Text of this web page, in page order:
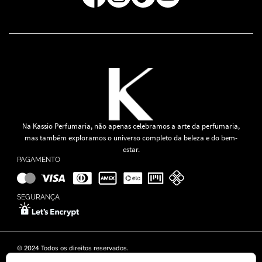
Na Kassio Perfumaria, não apenas celebramos a arte da perfumaria,
mas também exploramos o universo completo da beleza e do bem-
estar.
PAGAMENTO
SEGURANÇA
© 2024 Todos os direitos reservados.